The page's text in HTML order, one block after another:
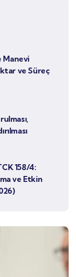
Manevi
ve Süreç
158/4:
ve Etkin